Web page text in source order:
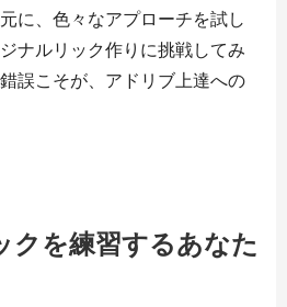
に、色々なアプローチを試し
ナルリック作りに挑戦してみ
誤こそが、アドリブ上達への
クを練習するあなた